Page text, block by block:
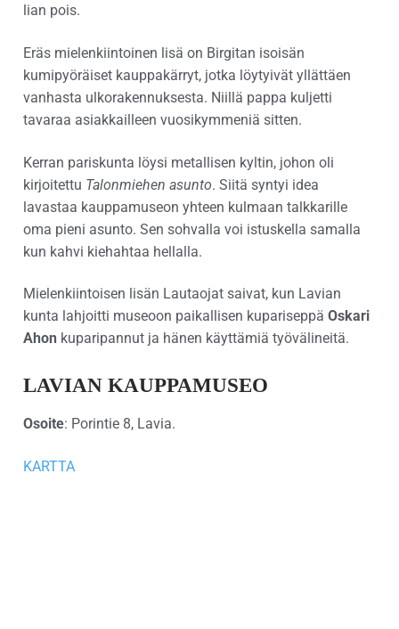
lian pois.
Eräs mielenkiintoinen lisä on Birgitan isoisän
kumipyöräiset kauppakärryt, jotka löytyivät yllättäen
vanhasta ulkorakennuksesta. Niillä pappa kuljetti
tavaraa asiakkailleen vuosikymmeniä sitten.
Kerran pariskunta löysi metallisen kyltin, johon oli
kirjoitettu Talonmiehen asunto. Siitä syntyi idea
lavastaa kauppamuseon yhteen kulmaan talkkarille
oma pieni asunto. Sen sohvalla voi istuskella samalla
kun kahvi kiehahtaa hellalla.
Mielenkiintoisen lisän Lautaojat saivat, kun Lavian
kunta lahjoitti museoon paikallisen kupariseppä Oskari
Ahon kuparipannut ja hänen käyttämiä työvälineitä.
LAVIAN KAUPPAMUSEO
Osoite: Porintie 8, Lavia.
KARTTA